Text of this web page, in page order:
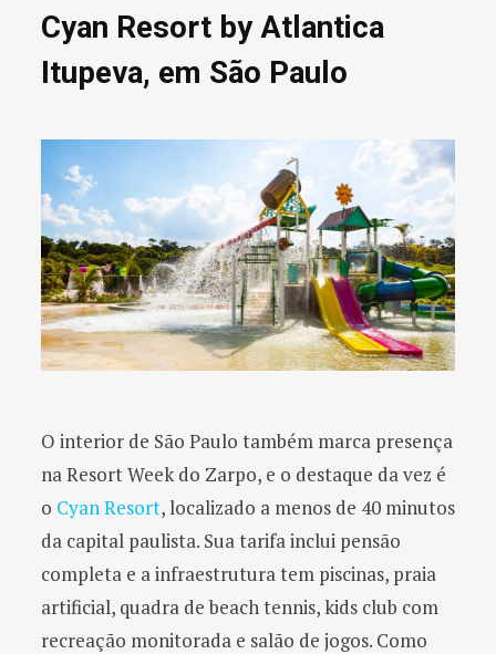
Cyan Resort by Atlantica
Itupeva, em São Paulo
O interior de São Paulo também marca presença
na Resort Week do Zarpo, e o destaque da vez é
o Cyan Resort, localizado a menos de 40 minutos
da capital paulista. Sua tarifa inclui pensão
completa e a infraestrutura tem piscinas, praia
artificial, quadra de beach tennis, kids club com
recreação monitorada e salão de jogos. Como